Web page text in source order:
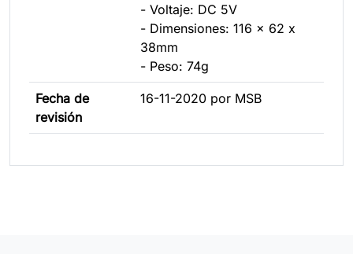
- Voltaje: DC 5V
- Dimensiones: 116 x 62 x
38mm
- Peso: 74g
Fecha de
revisión
16-11-2020 por MSB